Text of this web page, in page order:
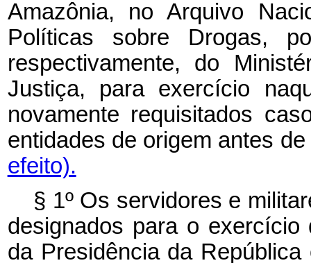
Amazônia, no Arquivo
Políticas sobre Drogas,
respectivamente, do
Justiça, para exercício
novamente requisitados
entidades de origem antes
efeito).
§ 1º Os servidores e
designados para o
da Presidência da